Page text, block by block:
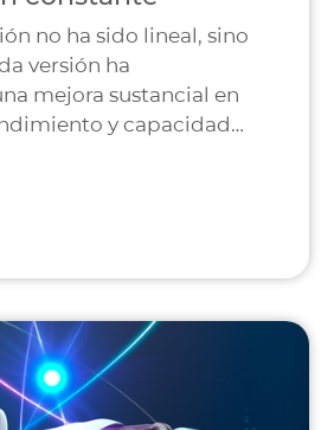
no ha sido lineal, sino
versión ha
mejora sustancial en
y capacidad